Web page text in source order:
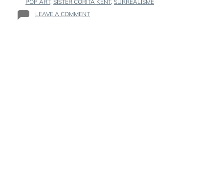
POP ART,SISTER CORITA KENT,SURRÉALISME
LEAVE A COMMENTON